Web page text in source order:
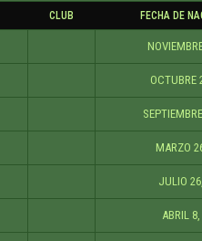
CLUB FECHA DE
OCTUBRE
MARZO
JULIO
ABRIL